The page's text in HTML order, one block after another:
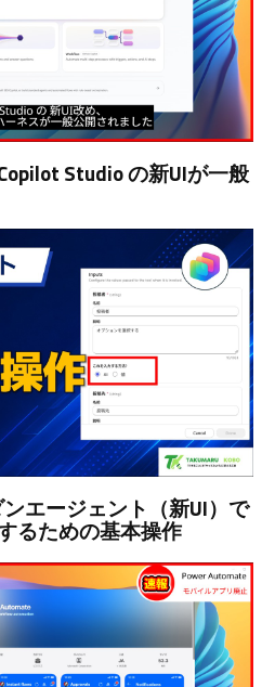
Studio の新UIが一般
エージェント（新UI）で
るための基本操作